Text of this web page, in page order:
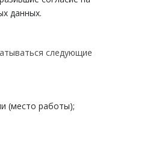
данных.
следующие
(место работы);